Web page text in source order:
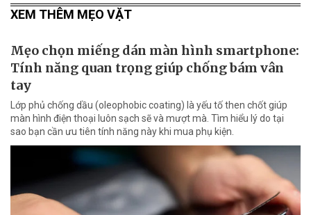
XEM THÊM MẸO VẶT
Mẹo chọn miếng dán màn hình smartphone:
Tính năng quan trọng giúp chống bám vân
tay
Lớp phủ chống dầu (oleophobic coating) là yếu tố then chốt giúp
màn hình điện thoại luôn sạch sẽ và mượt mà. Tìm hiểu lý do tại
sao bạn cần ưu tiên tính năng này khi mua phụ kiện.